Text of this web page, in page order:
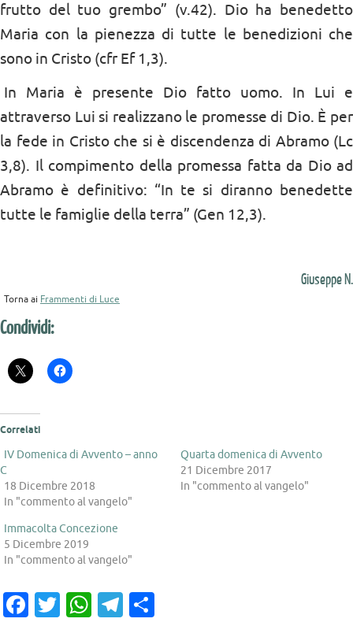
frutto del tuo grembo” (v.42). Dio ha benedetto
Maria con la pienezza di tutte le benedizioni che
sono in Cristo (cfr Ef 1,3).
In Maria è presente Dio fatto uomo. In Lui e
attraverso Lui si realizzano le promesse di Dio. È per
la fede in Cristo che si è discendenza di Abramo (Lc
3,8). Il compimento della promessa fatta da Dio ad
Abramo è definitivo: “In te si diranno benedette
tutte le famiglie della terra” (Gen 12,3).
Giuseppe N.
Torna ai Frammenti di Luce
Condividi:
Correlati
IV Domenica di Avvento – anno
C
18 Dicembre 2018
In "commento al vangelo"
Quarta domenica di Avvento
21 Dicembre 2017
In "commento al vangelo"
Immacolta Concezione
5 Dicembre 2019
In "commento al vangelo"
Fa T W T